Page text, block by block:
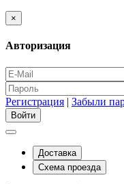
×
Авторизация
Регистрация | Забыли
Доставка
Схема проезда